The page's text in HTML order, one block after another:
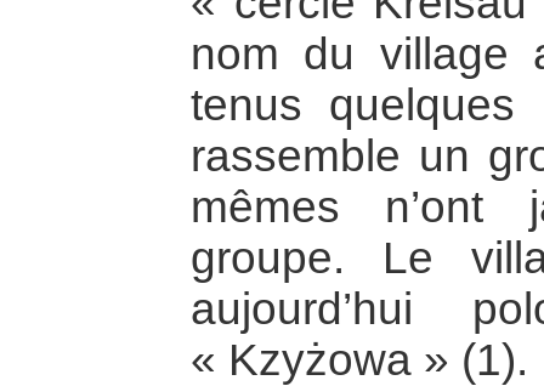
nom du village
tenus quelques
rassemble un
mêmes n’ont
groupe. Le
aujourd’hui
« Kzyżowa » (1).